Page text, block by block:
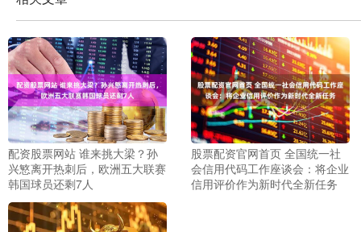
配资股票网站 谁来挑大梁？孙
兴慜离开热刺后，欧洲五大联赛
韩国球员还剩7人
股票配资官网首页 全国统一社
会信用代码工作座谈会：将企业
信用评价作为新时代全新任务